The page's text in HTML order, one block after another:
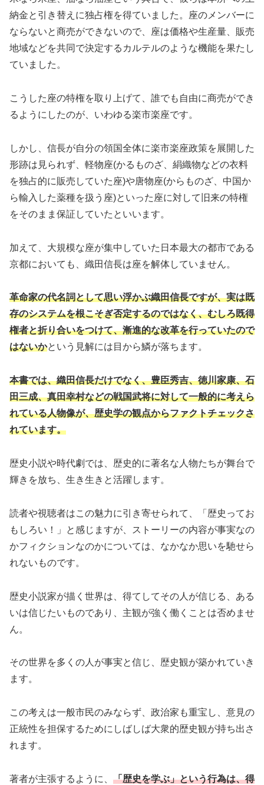
納金と引き替えに独占権を得ていました。座のメンバーに
ならないと商売ができないので、座は価格や生産量、販売
地域などを共同で決定するカルテルのような機能を果たし
ていました。
こうした座の特権を取り上げて、誰でも自由に商売ができ
るようにしたのが、いわゆる楽市楽座です。
しかし、信長が自分の領国全体に楽市楽座政策を展開した
形跡は見られず、軽物座(かるものざ、絹織物などの衣料
を独占的に販売していた座)や唐物座(からものざ、中国か
ら輸入した薬種を扱う座)といった座に対して旧来の特権
をそのまま保証していたといいます。
加えて、大規模な座が集中していた日本最大の都市である
京都においても、織田信長は座を解体していません。
革命家の代名詞として思い浮かぶ織田信長ですが、実は既
存のシステムを根こそぎ否定するのではなく、むしろ既得
権者と折り合いをつけて、漸進的な改革を行っていたので
はないかという見解には目から鱗が落ちます。
本書では、織田信長だけでなく、豊臣秀吉、徳川家康、石
田三成、真田幸村などの戦国武将に対して一般的に考えら
れている人物像が、歴史学の観点からファクトチェックさ
れています。
歴史小説や時代劇では、歴史的に著名な人物たちが舞台で
輝きを放ち、生き生きと活躍します。
読者や視聴者はこの魅力に引き寄せられて、「歴史ってお
もしろい！」と感じますが、ストーリーの内容が事実なの
かフィクションなのかについては、なかなか思いを馳せら
れないものです。
歴史小説家が描く世界は、得てしてその人が信じる、ある
いは信じたいものであり、主観が強く働くことは否めませ
ん。
その世界を多くの人が事実と信じ、歴史観が築かれていき
ます。
この考えは一般市民のみならず、政治家も重宝し、意見の
正統性を担保するためにしばしば大衆的歴史観が持ち出さ
れます。
著者が主張するように、 「歴史を学ぶ」という行為は、得